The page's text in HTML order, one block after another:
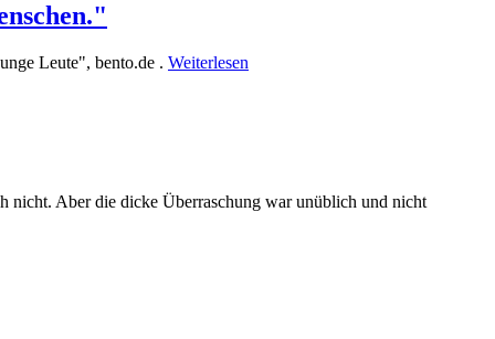
Leute", bento.de . Weiterlesen
nicht. Aber die dicke Überraschung war unüblich und nicht